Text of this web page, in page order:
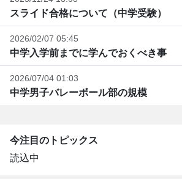
スライド合格について（中学受験）
2026/02/07 05:45
中学入学前までに学んでおくべき事
2026/07/04 01:03
中学男子バレーボール部の規模
今注目のトピックス
読込中